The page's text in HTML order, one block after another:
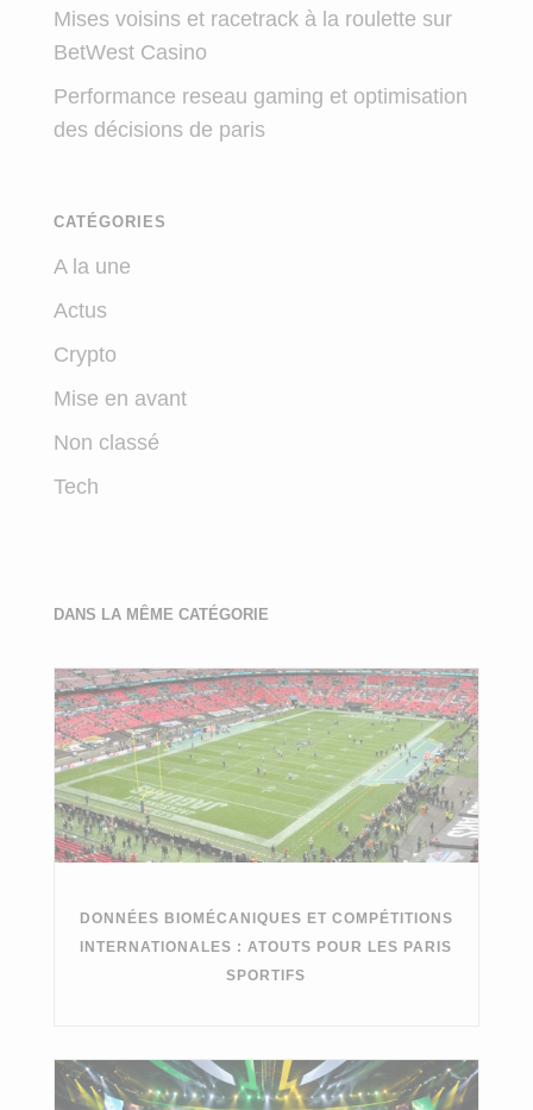
Mises voisins et racetrack à la roulette sur
BetWest Casino
Performance reseau gaming et optimisation
des décisions de paris
CATÉGORIES
A la une
Actus
Crypto
Mise en avant
Non classé
Tech
DANS LA MÊME CATÉGORIE
DONNÉES BIOMÉCANIQUES ET COMPÉTITIONS
INTERNATIONALES : ATOUTS POUR LES PARIS
SPORTIFS